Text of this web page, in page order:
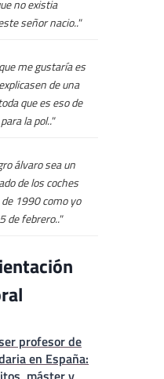
no existia
señor nacio.."
me gustaría es
de una
que es eso de
la pol.."
álvaro sea un
de los coches
1990 como yo
de febrero.."
profesor de
en España: